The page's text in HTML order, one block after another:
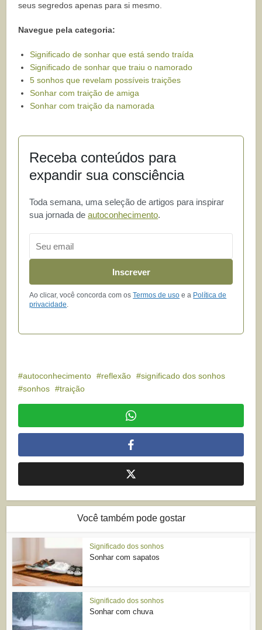
seus segredos apenas para si mesmo.
Navegue pela categoria:
Significado de sonhar que está sendo traída
Significado de sonhar que traiu o namorado
5 sonhos que revelam possíveis traições
Sonhar com traição de amiga
Sonhar com traição da namorada
Receba conteúdos para
expandir sua consciência
Toda semana, uma seleção de artigos para inspirar
sua jornada deautoconhecimento.
Inscrever
Ao clicar, você concorda com osTermos de uso e a Política de
privacidade.
autoconhecimento reflexão
significado dos sonhos
sonhos
traição
Você também pode gostar
Significado dos sonhos
Sonhar com sapatos
Significado dos sonhos
Sonhar com chuva